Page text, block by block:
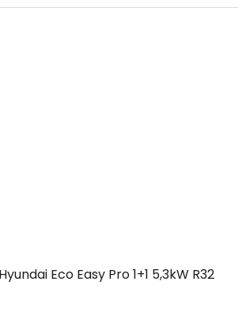
Eco Easy Pro 1+1 5,3kW R32